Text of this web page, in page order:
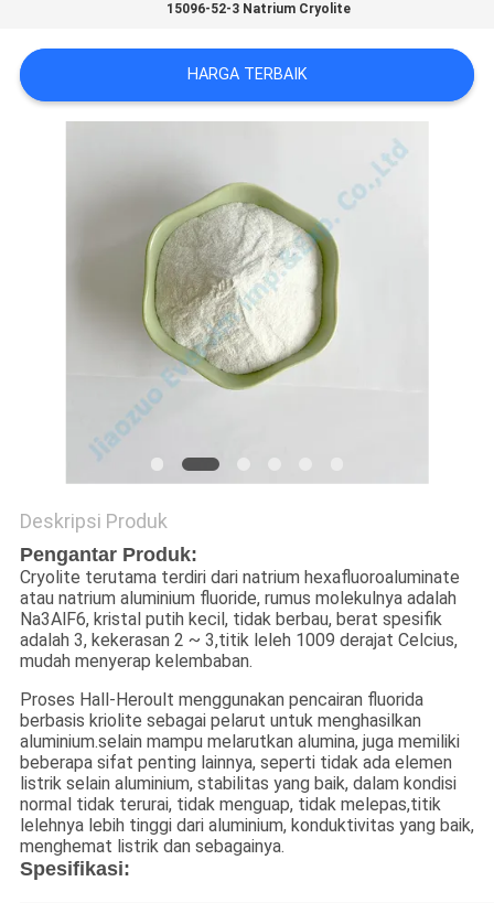
KUTIPAN
SITEMAP
KEBIJAKAN
15096-52-3 Natrium Cryolite
HARGA TERBAIK
Deskripsi Produk
Pengantar Produk:
Cryolite terutama terdiri dari natrium hexafluoroaluminate
atau natrium aluminium fluoride, rumus molekulnya adalah
Na3AlF6, kristal putih kecil, tidak berbau, berat spesifik
adalah 3, kekerasan 2 ~ 3,titik leleh 1009 derajat Celcius,
mudah menyerap kelembaban.
Proses Hall-Heroult menggunakan pencairan fluorida
berbasis kriolite sebagai pelarut untuk menghasilkan
aluminium.selain mampu melarutkan alumina, juga memiliki
beberapa sifat penting lainnya, seperti tidak ada elemen
listrik selain aluminium, stabilitas yang baik, dalam kondisi
normal tidak terurai, tidak menguap, tidak melepas,titik
lelehnya lebih tinggi dari aluminium, konduktivitas yang baik,
menghemat listrik dan sebagainya.
Spesifikasi: